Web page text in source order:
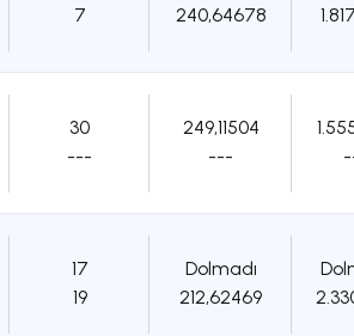
7
240,64678
30
---
249,11504
---
17
19
Dolmadı
212,62469